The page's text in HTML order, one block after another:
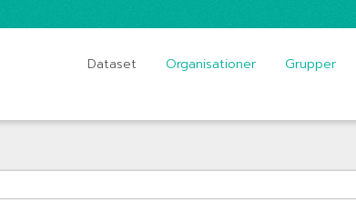
Dataset Organisationer Grupper